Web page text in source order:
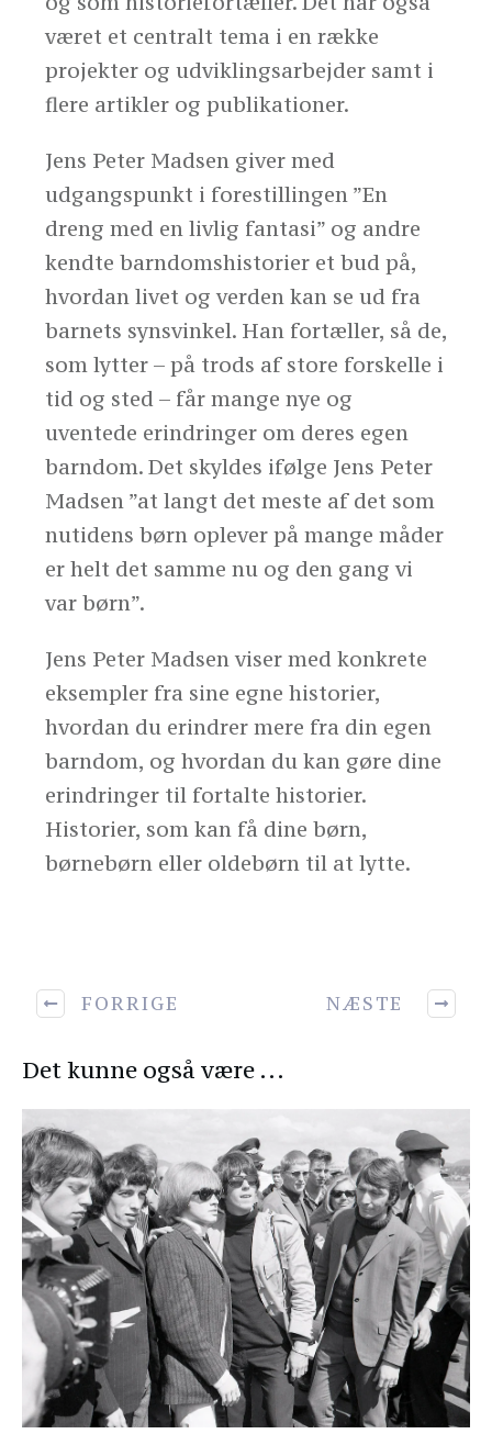
været et centralt tema i en række
projekter og udviklingsarbejder samt i
flere artikler og publikationer.
Jens Peter Madsen giver med
udgangspunkt i forestillingen ”En
dreng med en livlig fantasi” og andre
kendte barndomshistorier et bud på,
hvordan livet og verden kan se ud fra
barnets synsvinkel. Han fortæller, så de,
som lytter – på trods af store forskelle i
tid og sted – får mange nye og
uventede erindringer om deres egen
barndom. Det skyldes ifølge Jens Peter
Madsen ”at langt det meste af det som
nutidens børn oplever på mange måder
er helt det samme nu og den gang vi
var børn”.
Jens Peter Madsen viser med konkrete
eksempler fra sine egne historier,
hvordan du erindrer mere fra din egen
barndom, og hvordan du kan gøre dine
erindringer til fortalte historier.
Historier, som kan få dine børn,
børnebørn eller oldebørn til at lytte.
FORRIGE NÆSTE
Det kunne også være ...